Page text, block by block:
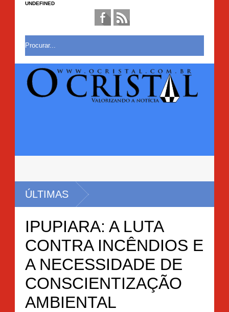
UNDEFINED
ÚLTIMAS
IPUPIARA: A LUTA
CONTRA INCÊNDIOS E
A NECESSIDADE DE
CONSCIENTIZAÇÃO
AMBIENTAL